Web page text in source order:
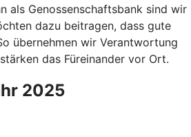
als Genossenschaftsbank sind wir
dazu beitragen, dass gute
übernehmen wir Verantwortung
das Füreinander vor Ort.
2025